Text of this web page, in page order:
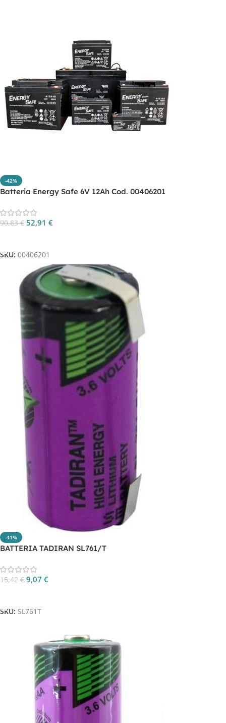
-42%
Batteria Energy Safe 6V 12Ah Cod. 00406201
90,83€ 52,91 €
SKU: 00406201
-41%
BATTERIA TADIRAN SL761/T
15,42€ 9,07 €
SKU: SL761T